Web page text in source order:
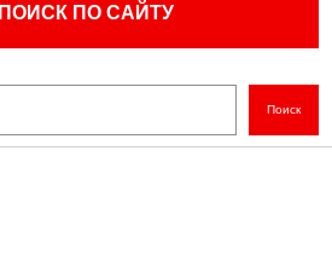
ПОИСК ПО САЙТУ
Поиск